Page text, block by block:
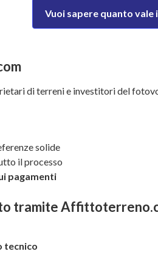
Vuoi sapere quanto vale
di terreni e investitori del
solide
il processo
pagamenti
tramite
tecnico